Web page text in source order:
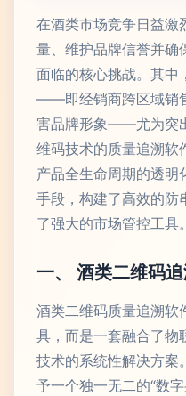
在酒类市场竞争日益激
量、维护品牌信誉并确
面临的核心挑战。其中
——即经销商跨区域销
害品牌形象——尤为突
维码技术的质量追溯软
产品全生命周期的透明
手段，构建了高效的防
了强大的市场管控工具。
一、 酒类二维码
酒类二维码质量追溯软
具，而是一套融合了物
技术的系统性解决方案
予一个独一无二的“数